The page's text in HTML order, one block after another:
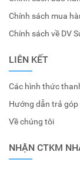
Chính sách mua
Chính sách về DV
LIÊN KẾT
Các hình thức
Hướng dẫn trả
Về chúng tôi
NHẬN CTKM